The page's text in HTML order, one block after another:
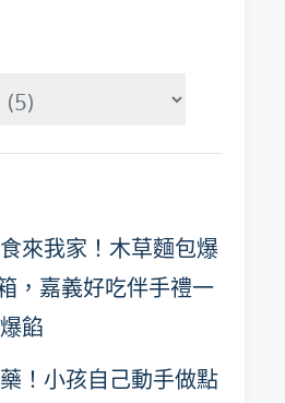
來我家！木草麵包爆
，嘉義好吃伴手禮一
餡
！小孩自己動手做點